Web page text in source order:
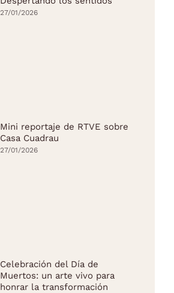
27/01/2026
Mini reportaje de RTVE sobre
Casa Cuadrau
27/01/2026
Celebración del Día de
Muertos: un arte vivo para
honrar la transformación